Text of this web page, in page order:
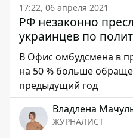
17:22, 06 апреля 2021
РФ незаконно
украинцев по
В Офис омбудсмена в
на 50 % больше
предыдущий год
Владлена
ЖУРНАЛИСТ